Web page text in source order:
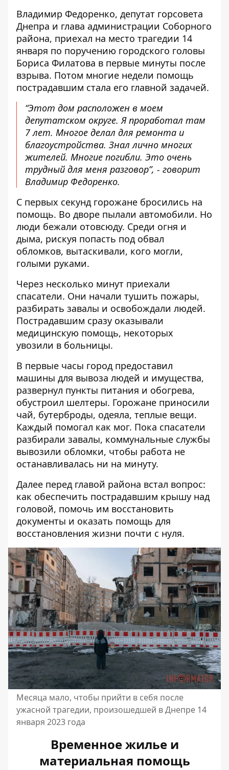
Владимир Федоренко, депутат горсовета
Днепра и глава администрации Соборного
района, приехал на место трагедии 14
января по поручению городского головы
Бориса Филатова в первые минуты после
взрыва. Потом многие недели помощь
пострадавшим стала его главной задачей.
“Этот дом расположен в моем
депутатском округе. Я проработал там
7 лет. Многое делал для ремонта и
благоустройства. Знал лично многих
жителей. Многие погибли. Это очень
трудный для меня разговор”, - говорит
Владимир Федоренко.
С первых секунд горожане бросились на
помощь. Во дворе пылали автомобили. Но
люди бежали отовсюду. Среди огня и
дыма, рискуя попасть под обвал
обломков, вытаскивали, кого могли,
голыми руками.
Через несколько минут приехали
спасатели. Они начали тушить пожары,
разбирать завалы и освобождали людей.
Пострадавшим сразу оказывали
медицинскую помощь, некоторых
увозили в больницы.
В первые часы город предоставил
машины для вывоза людей и имущества,
развернул пункты питания и обогрева,
обустроил шелтеры. Горожане приносили
чай, бутерброды, одеяла, теплые вещи.
Каждый помогал как мог. Пока спасатели
разбирали завалы, коммунальные службы
вывозили обломки, чтобы работа не
останавливалась ни на минуту.
Далее перед главой района встал вопрос:
как обеспечить пострадавшим крышу над
головой, помочь им восстановить
документы и оказать помощь для
восстановления жизни почти с нуля.
Месяца мало, чтобы прийти в себя после
ужасной трагедии, произошедшей в Днепре 14
января 2023 года
Временное жилье и
материальная помощь